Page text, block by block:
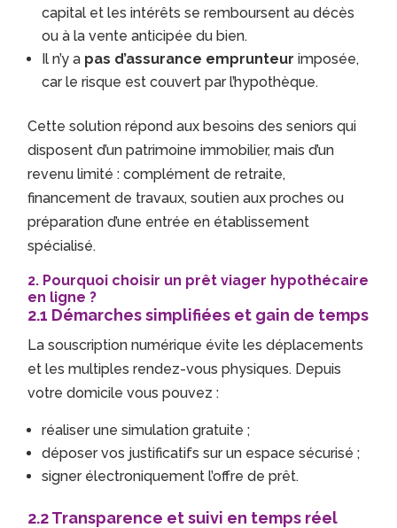
capital et les intérêts se remboursent au décès
ou à la vente anticipée du bien.
Il n’y a pas d’assurance emprunteur imposée,
car le risque est couvert par l’hypothèque.
Cette solution répond aux besoins des seniors qui
disposent d’un patrimoine immobilier, mais d’un
revenu limité : complément de retraite,
financement de travaux, soutien aux proches ou
préparation d’une entrée en établissement
spécialisé.
2. Pourquoi choisir un prêt viager hypothécaire
en ligne ?
2.1 Démarches simplifiées et gain de temps
La souscription numérique évite les déplacements
et les multiples rendez-vous physiques. Depuis
votre domicile vous pouvez :
réaliser une simulation gratuite ;
déposer vos justificatifs sur un espace sécurisé ;
signer électroniquement l’offre de prêt.
2.2 Transparence et suivi en temps réel